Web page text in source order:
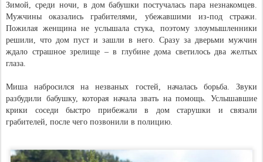
Зимой, среди ночи, в дом бабушки постучалась пара незнакомцев.
Мужчины оказались грабителями, убежавшими из-под стражи.
Пожилая женщина не услышала стука, поэтому злоумышленники
решили, что дом пуст и зашли в него. Сразу за дверьми мужчин
ждало страшное зрелище – в глубине дома светилось два желтых
глаза.
Миша набросился на незваных гостей, началась борьба. Звуки
разбудили бабушку, которая начала звать на помощь. Услышавшие
крики соседи быстро прибежали в дом старушки и связали
грабителей, после чего позвонили в полицию.